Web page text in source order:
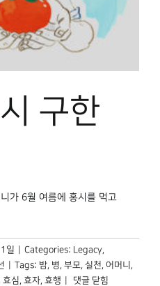
구한
가 6월 여름에 홍시를 먹고
일 Categories: Legacy,
Tags: 밤, 병, 부모, 실천, 어머니 ,
, 효심, 효자, 효행
여름에
댓글 닫힘